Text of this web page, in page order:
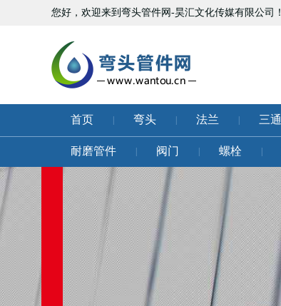
您好，欢迎来到弯头管件网-昊汇文化传媒有限公司！
首页 弯头 法兰 三通
耐磨管件 阀门 螺栓